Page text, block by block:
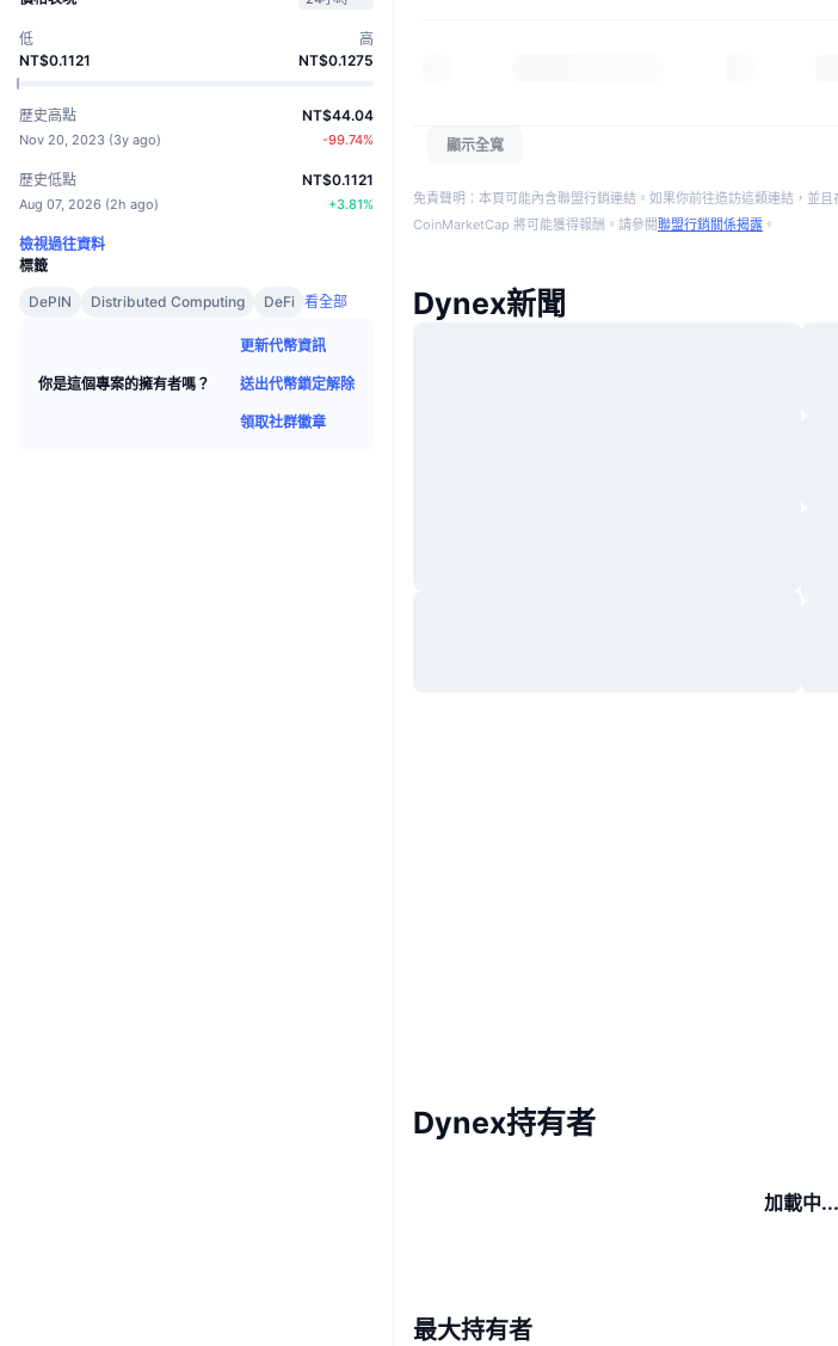
低
NT$0.1121
高
NT$0.1275
歷史高點
Nov 20, 2023 (3y ago)
NT$44.04
-99.74%
歷史低點
Aug 07, 2026 (2h ago)
NT$0.1121
+3.81%
檢視過往資料
標籤
DePIN
Distributed Computing DeFi 看全部
你是這個專案的擁有者嗎？
更新代幣資訊
送出代幣鎖定解除
領取社群徽章
顯示全寬
免責聲明：本頁可能內含聯盟行銷連結。如果你前往造訪這類連結，並
CoinMarketCap 將可能獲得報酬。請參閱聯盟行銷關係揭露 。
Dynex新聞
Dynex持有者
加載中...
最大持有者